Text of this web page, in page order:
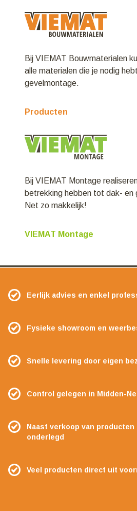
Bij VIEMAT Bouwmaterialen
alle materialen die je nodig
gevelmontage.
Producten
Bij VIEMAT Montage
betrekking hebben tot dak- en
Net zo makkelijk!
VIEMAT Montage
Eerlijk advies en enkel
Fysieke showroom en
Snelle levering door eigen
Control gelegen in Midden-
Naast verkoop van producten
onderlegd
Veel producten direct uit